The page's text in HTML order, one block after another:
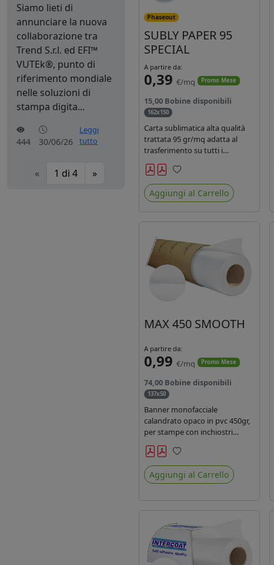
Siamo lieti di
annunciare la nuova
collaborazione tra
Trend S.r.l. ed EFI™
VUTEk®, punto di
riferimento mondiale
nelle soluzioni di
stampa digita...
444 30/06/26
Leggi
tutto
« 1 di 4 »
Phaseout
SUBLY PAPER 95
SPECIAL
A partire da:
0,39 €/mq Promo Mese
15,00 Bobine disponibili
162x150
Carta sublimatica alta qualità
trattata 95 gr/mq adatta al
trasferimento su tutti i
materiali in poliestere.
Preferiti
Aggiungi al Carrello
MAX 450 SMOOTH
A partire da:
0,99 €/mq Promo Mese
74,00 Bobine disponibili
137x50
Banner monofacciale
calandrato opaco in pvc 450gr,
per stampe con inchiostri
solvente ed ecosolvente , uv e
latex.
Preferiti
Aggiungi al Carrello